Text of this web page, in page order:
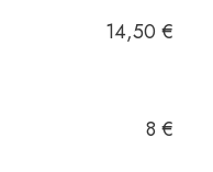
14,50 €
8 €